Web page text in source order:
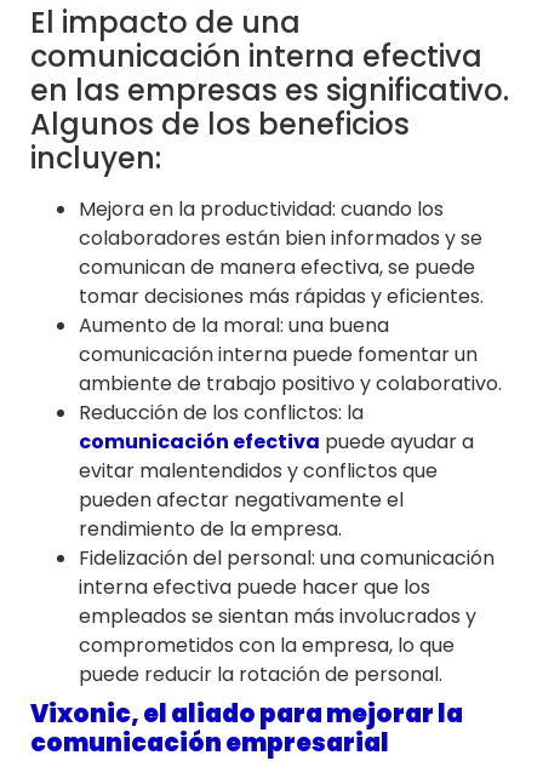
El impacto de una
comunicación interna efectiva
en las empresas es significativo.
Algunos de los beneficios
incluyen:
Mejora en la productividad: cuando los
colaboradores están bien informados y se
comunican de manera efectiva, se puede
tomar decisiones más rápidas y eficientes.
Aumento de la moral: una buena
comunicación interna puede fomentar un
ambiente de trabajo positivo y colaborativo.
Reducción de los conflictos: la
comunicación efectiva puede ayudar a
evitar malentendidos y conflictos que
pueden afectar negativamente el
rendimiento de la empresa.
Fidelización del personal: una comunicación
interna efectiva puede hacer que los
empleados se sientan más involucrados y
comprometidos con la empresa, lo que
puede reducir la rotación de personal.
Vixonic, el aliado para mejorar la
comunicación empresarial